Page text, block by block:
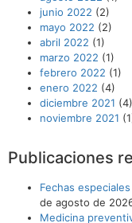
junio 2022 (2)
mayo 2022 (2)
abril 2022 (1)
marzo 2022 (1)
febrero 2022 (1)
enero 2022 (4)
diciembre 2021 (4)
noviembre 2021
Publicaciones
Fechas
de agosto de
Medicina